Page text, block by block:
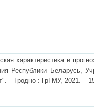
характеристика и
Республики Беларусь,
– Гродно : ГрГМУ, 2021. –